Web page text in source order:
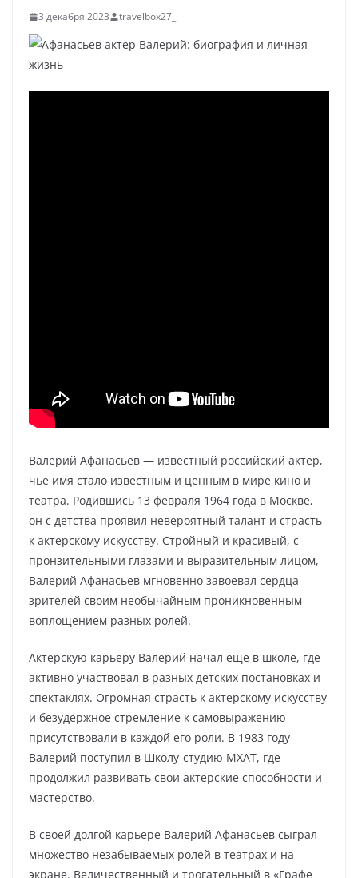
3 декабря 2023 travelbox27_
Валерий Афанасьев — известный российский актер,
чье имя стало известным и ценным в мире кино и
театра. Родившись 13 февраля 1964 года в Москве,
он с детства проявил невероятный талант и страсть
к актерскому искусству. Стройный и красивый, с
пронзительными глазами и выразительным лицом,
Валерий Афанасьев мгновенно завоевал сердца
зрителей своим необычайным проникновенным
воплощением разных ролей.
Актерскую карьеру Валерий начал еще в школе, где
активно участвовал в разных детских постановках и
спектаклях. Огромная страсть к актерскому искусству
и безудержное стремление к самовыражению
присутствовали в каждой его роли. В 1983 году
Валерий поступил в Школу-студию МХАТ, где
продолжил развивать свои актерские способности и
мастерство.
В своей долгой карьере Валерий Афанасьев сыграл
множество незабываемых ролей в театрах и на
экране. Величественный и трогательный в «Графе